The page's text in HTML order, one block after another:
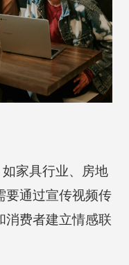
家具行业、房地
要通过宣传视频传
消费者建立情感联